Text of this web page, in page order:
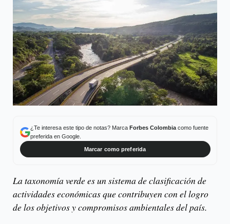
¿Te interesa este tipo de notas? Marca Forbes Colombiacomo fuente
preferida en Google.
Marcar como preferida
La taxonomía verde es un sistema de clasificación de
actividades económicas que contribuyen con el logro
de los objetivos y compromisos ambientales del país.